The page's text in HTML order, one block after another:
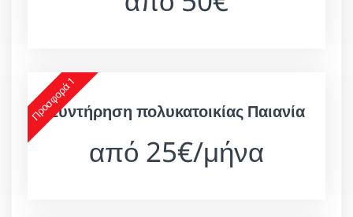
Προσφορά 1
Συντήρηση πολυκατοικίας Παιανία
από 25€/μήνα